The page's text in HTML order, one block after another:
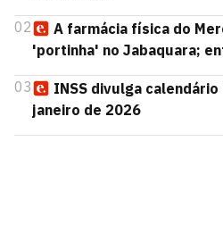
02
A farmácia física do
'portinha' no Jabaquara;
03
INSS divulga
janeiro de 2026